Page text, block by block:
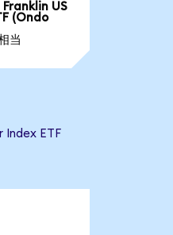
US
(Ondo
当
Index ETF